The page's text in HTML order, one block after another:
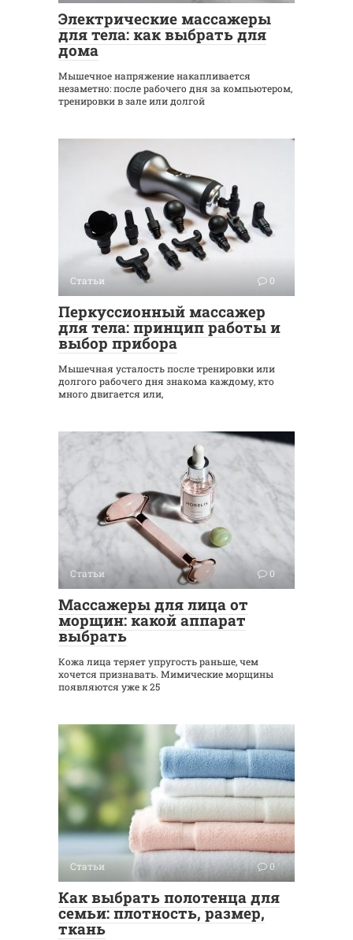
Электрические массажеры
для тела: как выбрать для
дома
Мышечное напряжение накапливается
незаметно: после рабочего дня за компьютером,
тренировки в зале или долгой
Статьи 0
Перкуссионный массажер
для тела: принцип работы и
выбор прибора
Мышечная усталость после тренировки или
долгого рабочего дня знакома каждому, кто
много двигается или,
Статьи 0
Массажеры для лица от
морщин: какой аппарат
выбрать
Кожа лица теряет упругость раньше, чем
хочется признавать. Мимические морщины
появляются уже к 25
Статьи 0
Как выбрать полотенца для
семьи: плотность, размер,
ткань